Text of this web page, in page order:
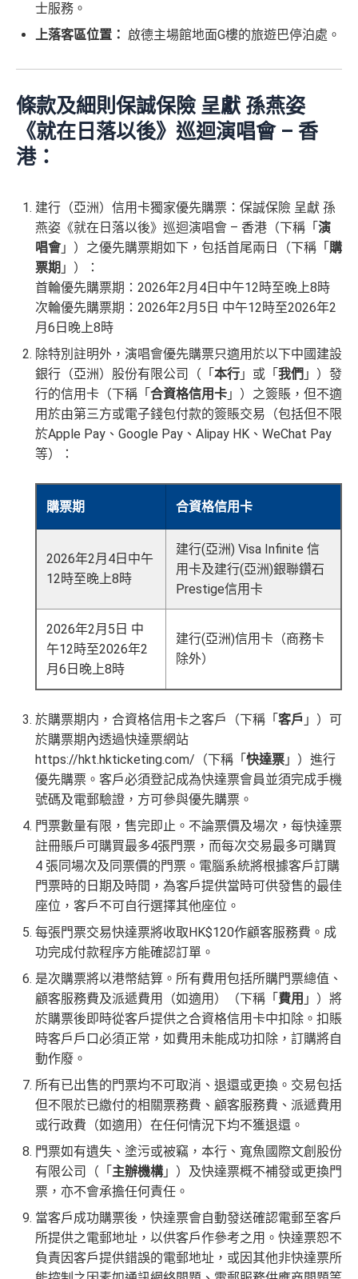
士服務。
上落客區位置： 啟德主場館地面G樓的旅遊巴停泊處。
條款及細則保誠保險 呈獻 孫燕姿
《就在日落以後》巡迴演唱會 – 香
港：
建行（亞洲）信用卡獨家優先購票：保誠保險 呈獻 孫
燕姿《就在日落以後》巡迴演唱會 – 香港（下稱「 演
唱會」）之優先購票期如下，包括首尾兩日（下稱「 購
票期 」）：
首輪優先購票期：2026年2月4日中午12時至晚上8時
次輪優先購票期：2026年2月5日 中午12時至2026年2
月6日晚上8時
除特別註明外，演唱會優先購票只適用於以下中國建設
銀行（亞洲）股份有限公司（「 本行 」或「 我們 」）發
行的信用卡（下稱「 合資格信用卡 」）之簽賬，但不適
用於由第三方或電子錢包付款的簽賬交易（包括但不限
於Apple Pay、Google Pay、Alipay HK、WeChat Pay
等）：
購票期 合資格信用卡
2026年2月4日中午
12時至晚上8時
建行(亞洲) Visa Infinite 信
用卡及建行(亞洲)銀聯鑽石
Prestige信用卡
2026年2月5日 中
午12時至2026年2
月6日晚上8時
建行(亞洲)信用卡（商務卡
除外）
於購票期内，合資格信用卡之客戶（下稱「 客戶 」）可
於購票期內透過快達票網站
https://hkt.hkticketing.com/（下稱「 快達票 」）進行
優先購票。客戶必須登記成為快達票會員並須完成手機
號碼及電郵驗證，方可參與優先購票。
門票數量有限，售完即止。不論票價及場次，每快達票
註冊賬戶可購買最多4張門票，而每次交易最多可購買
4 張同場次及同票價的門票。電腦系統將根據客戶訂購
門票時的日期及時間，為客戶提供當時可供發售的最佳
座位，客戶不可自行選擇其他座位。
每張門票交易快達票將收取HK$120作顧客服務費。成
功完成付款程序方能確認訂單。
是次購票將以港幣結算。所有費用包括所購門票總值、
顧客服務費及派遞費用（如適用）（下稱「 費用 」）將
於購票後即時從客戶提供之合資格信用卡中扣除。扣賬
時客戶戶口必須正常，如費用未能成功扣除，訂購將自
動作廢。
所有已出售的門票均不可取消、退還或更換。交易包括
但不限於已繳付的相關票務費、顧客服務費、派遞費用
或行政費（如適用）在任何情況下均不獲退還。
門票如有遺失、塗污或被竊，本行、寬魚國際文創股份
有限公司（「 主辦機構」）及快達票概不補發或更換門
票，亦不會承擔任何責任。
當客戶成功購票後，快達票會自動發送確認電郵至客戶
所提供之電郵地址，以供客戶作參考之用。快達票恕不
負責因客戶提供錯誤的電郵地址，或因其他非快達票所